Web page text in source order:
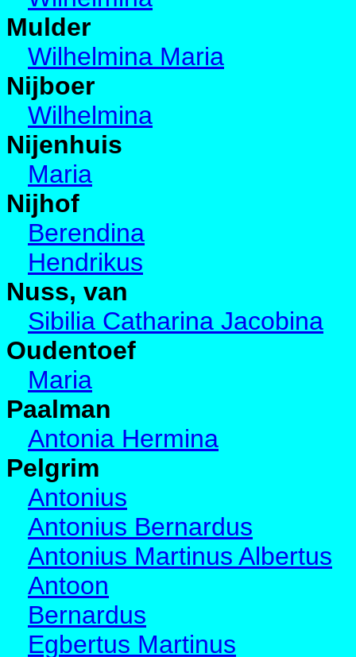
Mulder
Wilhelmina Maria
Nijboer
Wilhelmina
Nijenhuis
Maria
Nijhof
Berendina
Hendrikus
Nuss, van
Sibilia Catharina Jacobina
Oudentoef
Maria
Paalman
Antonia Hermina
Pelgrim
Antonius
Antonius Bernardus
Antonius Martinus Albertus
Antoon
Bernardus
Egbertus Martinus